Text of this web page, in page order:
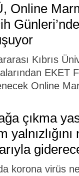
Online
Kıbrıs
EKET
Online
çıkma
korona virüs